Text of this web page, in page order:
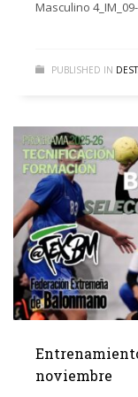
Masculino
PUBLISHED IN
noviembre